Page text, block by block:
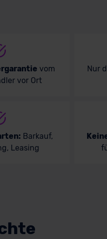
vom
vor Ort
Nur
Barkauf,
Leasing